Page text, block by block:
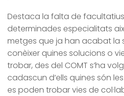
Destaca la falta de
determinades especialitats
metges que ja han acabat la
conèixer quines solucions o
trobar, des del COMT s’ha
cadascun d’ells quines són
es poden trobar vies de